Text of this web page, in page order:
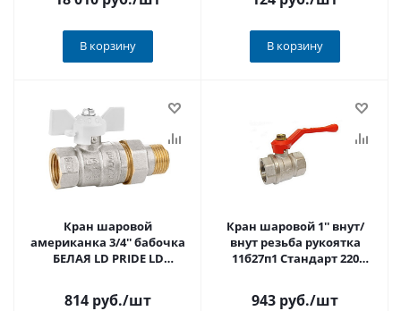
В корзину В корзину
Кран шаровой
американка 3/4'' бабочка
БЕЛАЯ LD PRIDE LD
814 руб./шт
Кран шаровой 1'' внут/
внут резьба рукоятка
11б27п1 Стандарт 220
943 руб./шт